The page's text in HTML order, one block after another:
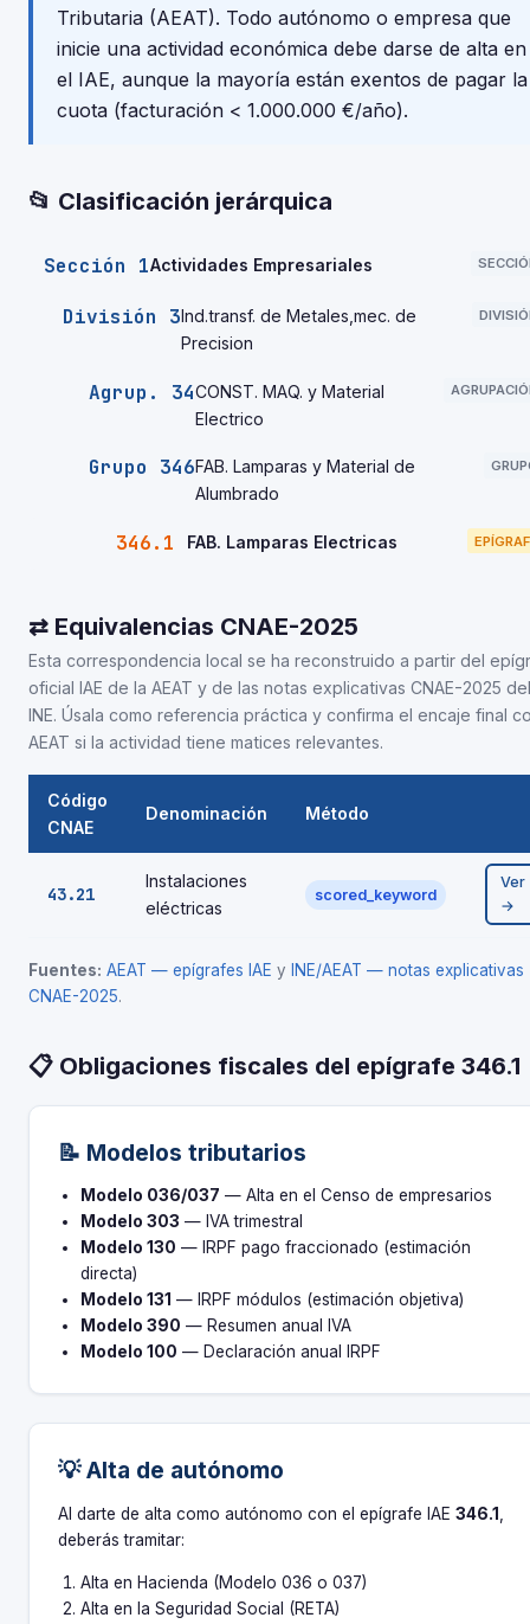
Tributaria (AEAT). Todo autónomo o empresa que
inicie una actividad económica debe darse de alta en
el IAE, aunque la mayoría están exentos de pagar la
cuota (facturación < 1.000.000 €/año).
📂 Clasificación jerárquica
Sección 1Actividades Empresariales
División 3Ind.transf. de Metales,mec. de
Precision
Agrup. 34CONST. MAQ. y Material
Electrico
Grupo 346FAB. Lamparas y Material de
Alumbrado
346.1 FAB. Lamparas Electricas
⇄ Equivalencias CNAE-2025
Esta correspondencia local se ha reconstruido a partir del
oficial IAE de la AEAT y de las notas explicativas CNAE-2025 del
INE. Úsala como referencia práctica y confirma el encaje final
AEAT si la actividad tiene matices relevantes.
Código
CNAE
Denominación Método
43.21
Instalaciones
eléctricas
scored_keyword
Ver
→
Fuentes: AEAT — epígrafes IAE y
INE/AEAT — notas explicativas
CNAE-2025.
📋 Obligaciones fiscales del epígrafe 346.1
📝 Modelos tributarios
Modelo 036/037 — Alta en el Censo de empresarios
Modelo 303 — IVA trimestral
Modelo 130 — IRPF pago fraccionado (estimación
directa)
Modelo 131 — IRPF módulos (estimación objetiva)
Modelo 390 — Resumen anual IVA
Modelo 100 — Declaración anual IRPF
💡 Alta de autónomo
Al darte de alta como autónomo con el epígrafe IAE 346.1
deberás tramitar:
Alta en Hacienda (Modelo 036 o 037)
Alta en la Seguridad Social (RETA)